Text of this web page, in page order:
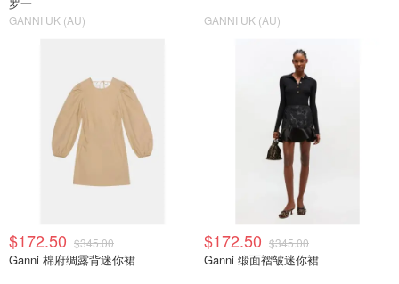
GANNI UK (AU) GANNI UK (AU)
$172.50 $345.00
Ganni 棉府绸露背迷你裙
$172.50 $345.00
Ganni 缎面褶皱迷你裙